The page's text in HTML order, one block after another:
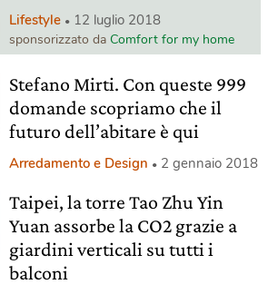
Lifestyle 12 luglio 2018
sponsorizzato da Comfort for my home
Stefano Mirti. Con queste 999
domande scopriamo che il
futuro dell’abitare è qui
Arredamento e Design 2 gennaio 2018
Taipei, la torre Tao Zhu Yin
Yuan assorbe la CO2 grazie a
giardini verticali su tutti i
balconi